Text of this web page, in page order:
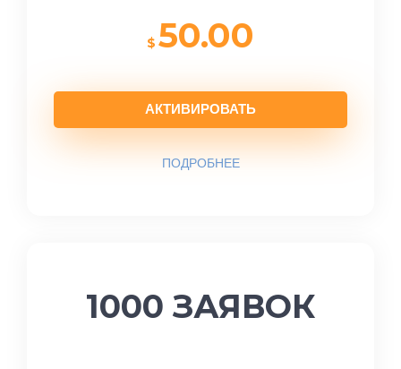
$ 50.00
АКТИВИРОВАТЬ
ПОДРОБНЕЕ
1000 ЗАЯВОК